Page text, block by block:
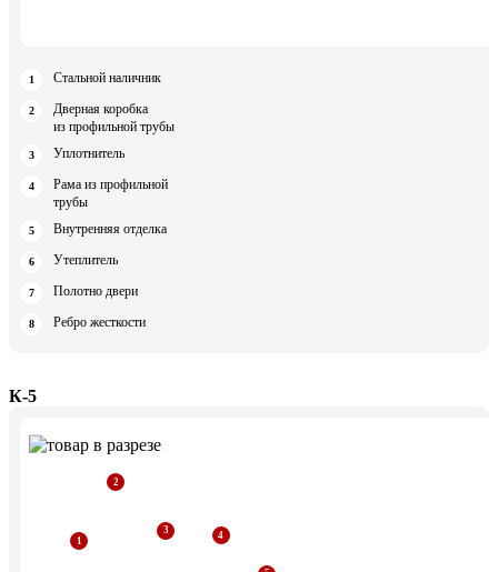
Стальной наличник
Дверная коробка
из профильной трубы
Уплотнитель
Рама из профильной
трубы
Внутренняя отделка
Утеплитель
Полотно двери
Ребро жесткости
К-5